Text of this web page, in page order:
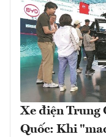
Xe điện Trung
Quốc: Khi